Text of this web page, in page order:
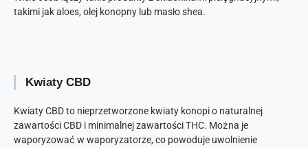
takimi jak aloes, olej konopny lub masło shea.
Kwiaty CBD
Kwiaty CBD to nieprzetworzone kwiaty konopi o naturalnej
zawartości CBD i minimalnej zawartości THC. Można je
waporyzować w waporyzatorze, co powoduje uwolnienie